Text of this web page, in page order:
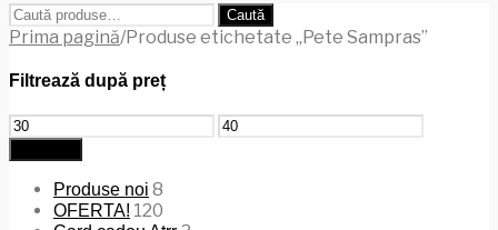
Caută
după:
Caută
Prima pagină/Produse etichetate „Pete Sampras”
Filtrează după preț
Preț
minim
Preț
maxim
Produse noi 8
OFERTA! 120